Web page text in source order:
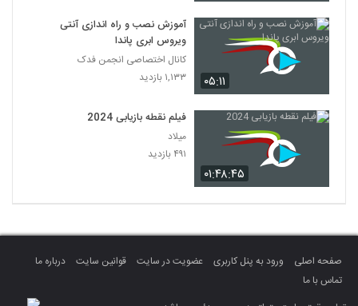
۰۵:۱۱
آموزش نصب و راه اندازی آنتی
ویروس ابری پاندا
کانال اختصاصی انجمن فدک
۱,۱۳۳ بازدید
۰۱:۴۸:۴۵
فیلم نقطه بازیابی 2024
میلاد
۴۹۱ بازدید
صفحه اصلی ورود به پنل کاربری عضویت در سایت قوانین سایت
درباره ما
تماس با ما